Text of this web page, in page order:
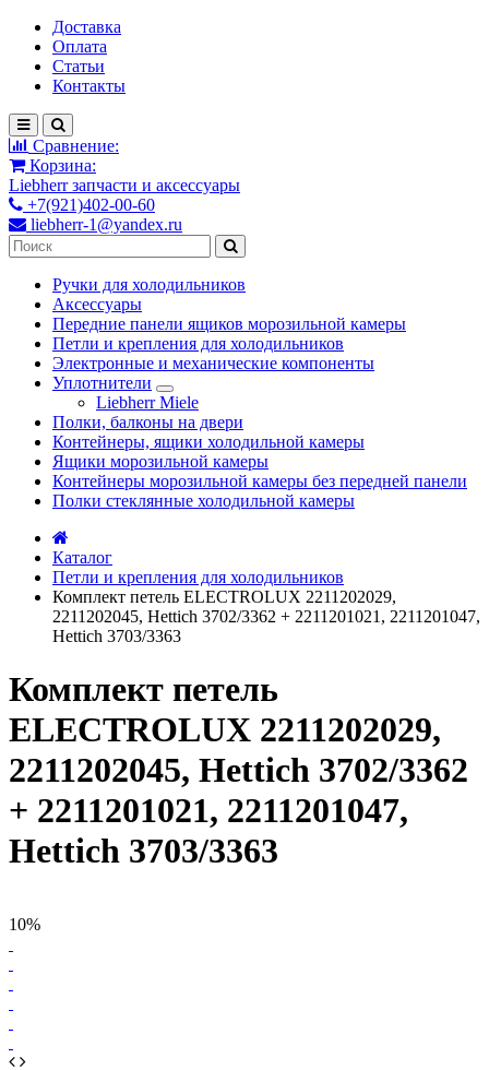
Доставка
Оплата
Статьи
Контакты
Сравнение:
Корзина:
Liebherr запчасти и аксессуары
+7(921)402-00-60
liebherr-1@yandex.ru
Ручки для холодильников
Аксессуары
Передние панели ящиков морозильной камеры
Петли и крепления для холодильников
Электронные и механические компоненты
Уплотнители
Liebherr Miele
Полки, балконы на двери
Контейнеры, ящики холодильной камеры
Ящики морозильной камеры
Контейнеры морозильной камеры без передней панели
Полки стеклянные холодильной камеры
Каталог
Петли и крепления для холодильников
Комплект петель ELECTROLUX 2211202029,
2211202045, Hettich 3702/3362 + 2211201021, 2211201047,
Hettich 3703/3363
Комплект петель
ELECTROLUX 2211202029,
2211202045, Hettich 3702/3362
+ 2211201021, 2211201047,
Hettich 3703/3363
10%